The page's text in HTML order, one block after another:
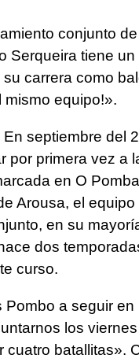
conjunto
Serqueira tiene
carrera como
equipo!».
septiembre del
primera vez a
en O
Arousa, el
en su
dos
curso.
a seguir
los
batallitas».